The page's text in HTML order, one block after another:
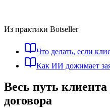
Из практики Botseller
Что делать, если
Как ИИ дожимает
Весь путь клиента
договора